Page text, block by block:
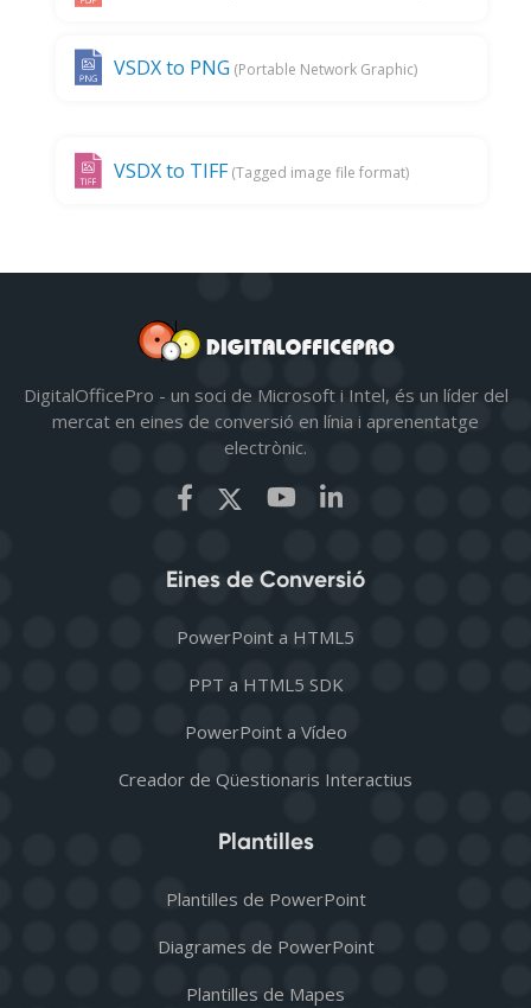
VSDX to PNG (Portable Network Graphic)
VSDX to TIFF (Tagged image file format)
DigitalOfficePro - un soci de Microsoft i Intel, és un líder del
mercat en eines de conversió en línia i aprenentatge
electrònic.
Eines de Conversió
PowerPoint a HTML5
PPT a HTML5 SDK
PowerPoint a Vídeo
Creador de Qüestionaris Interactius
Plantilles
Plantilles de PowerPoint
Diagrames de PowerPoint
Plantilles de Mapes